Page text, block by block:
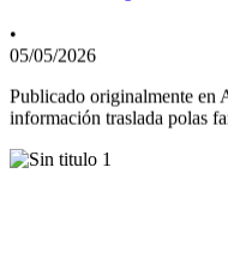
•
05/05/2026
Publicado originalmente en
información traslada polas